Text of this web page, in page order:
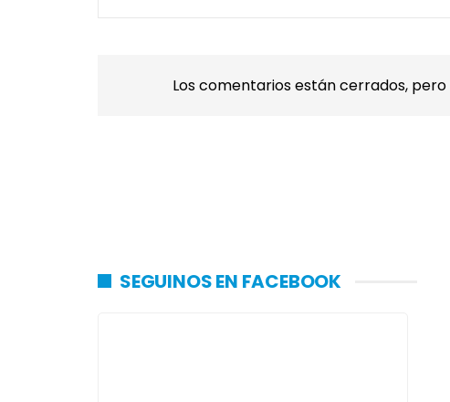
Los comentarios están cerrados, pero
SEGUINOS EN FACEBOOK